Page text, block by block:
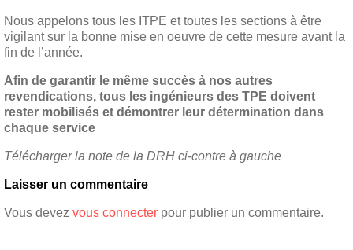
Nous appelons tous les ITPE et toutes les sections à être
vigilant sur la bonne mise en oeuvre de cette mesure avant la
fin de l’année.
Afin de garantir le même succès à nos autres
revendications, tous les ingénieurs des TPE doivent
rester mobilisés et démontrer leur détermination dans
chaque service
Télécharger la note de la DRH ci-contre à gauche
Laisser un commentaire
Vous devez vous connecter pour publier un commentaire.